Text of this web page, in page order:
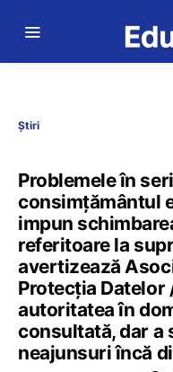
Știri
Problemele în
consimțământul
impun
referitoare la
avertizează
Protecția Datelor
autoritatea în
consultată, dar a
neajunsuri încă